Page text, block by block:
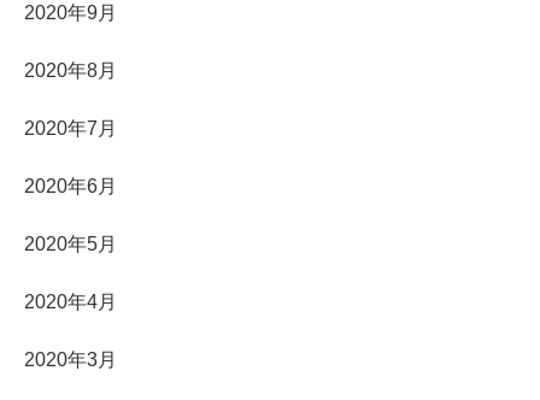
2020年9月
2020年8月
2020年7月
2020年6月
2020年5月
2020年4月
2020年3月